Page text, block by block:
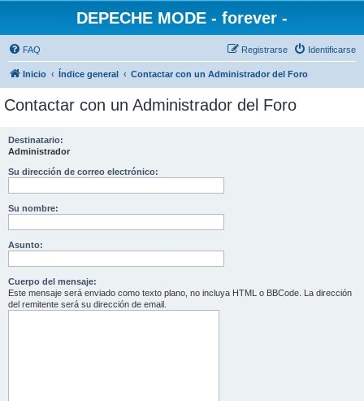
DEPECHE MODE - forever -
FAQ Identificarse
Registrarse
Inicio Índice general Contactar con un Administrador del Foro
Contactar con un Administrador del Foro
Destinatario:
Administrador
Su dirección de correo electrónico:
Su nombre:
Asunto:
Cuerpo del mensaje:
Este mensaje será enviado como texto plano, no incluya HTML o BBCode. La dirección
del remitente será su dirección de email.